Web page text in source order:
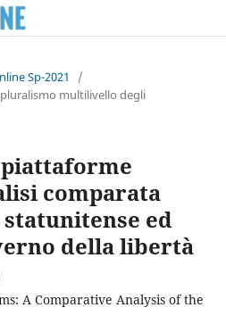
Sp-2021
/
multilivello degli
comparata
ed
della libertà
A Comparative Analysis of the